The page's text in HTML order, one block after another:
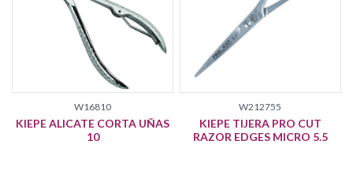
W16810
KIEPE ALICATE CORTA UÑAS
10
W212755
KIEPE TIJERA PRO CUT
RAZOR EDGES MICRO 5.5